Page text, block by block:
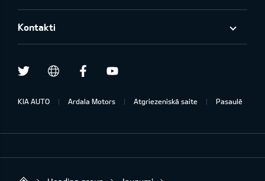
Kontakti
Twitter draugiem.lvFacebook
KIA AUTO Ardala Motors Atgriezeniskā saite Pasaulē